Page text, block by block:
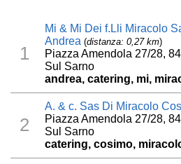
1
Mi & Mi Dei f.Lli Miracolo
Andrea (distanza: 0,27 km)
Piazza Amendola 27/28,
Sul Sarno
andrea, catering, mi,
2
A. & c. Sas Di Miracolo
Piazza Amendola 27/28,
Sul Sarno
catering, cosimo,